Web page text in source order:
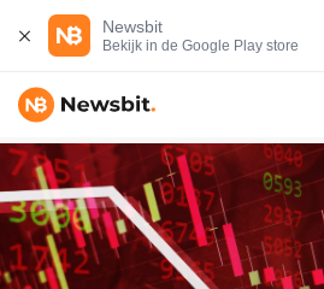
Newsbit
Bekijk in de Google Play store